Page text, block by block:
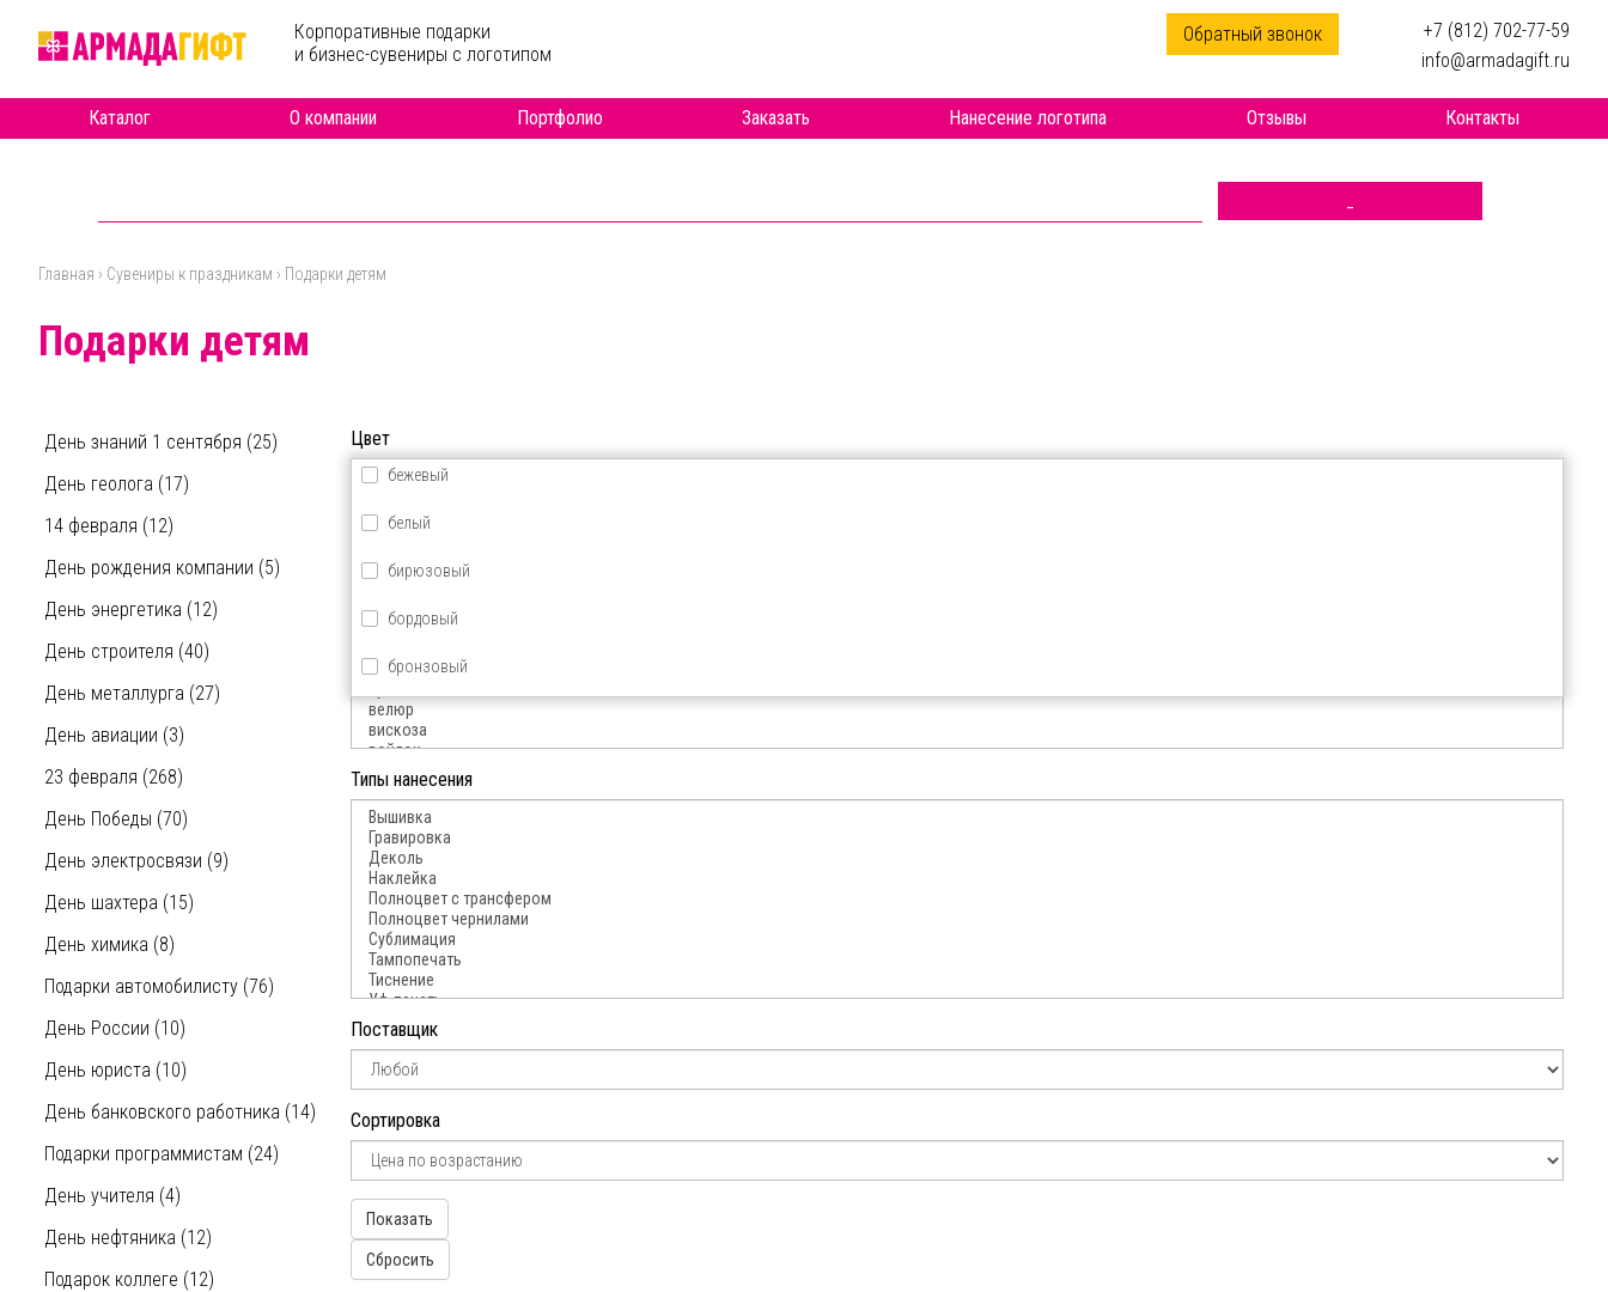
Корпоративные подарки
и бизнес-сувениры с логотипом
Обратный звонок
+7 (812) 702-77-59
info@armadagift.ru
Каталог О компании Портфолио Заказать Нанесение логотипа Отзывы Контакты
Вы здесь
Главная › Сувениры к праздникам › Подарки детям
Подарки детям
День знаний 1 сентября (25)
День геолога (17)
14 февраля (12)
День рождения компании (5)
День энергетика (12)
День строителя (40)
День металлурга (27)
День авиации (3)
23 февраля (268)
День Победы (70)
День электросвязи (9)
День шахтера (15)
День химика (8)
Подарки автомобилисту (76)
День России (10)
День юриста (10)
День банковского работника (14)
Подарки программистам (24)
День учителя (4)
День нефтяника (12)
Подарок коллеге (12)
Цвет
бежевый
белый
бирюзовый
бордовый
бронзовый
голубой
зеленый
золотой
красный
коричневый
оранжевый
прозрачный
серебристый
синий
Материал
Типы нанесения
Поставщик
Сортировка
Показать
Сбросить